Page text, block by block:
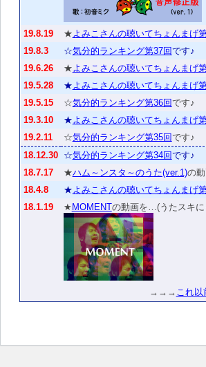
19.8.19 ★よみこさんの聴いてちょんまげ
19.8.3
☆気分的ランキング第37回です♪
19.6.26
★よみこさんの聴いてちょんまげ
19.5.28
★よみこさんの聴いてちょんまげ
19.5.15
☆気分的ランキング第36回です♪
19.3.10
★よみこさんの聴いてちょんまげ
19.2.11
☆気分的ランキング第35回です♪
18.12.30
☆気分的ランキング第34回です♪
18.7.17
★ハム～ンスタ～のうた(ver.1)の
18.4.8
★よみこさんの聴いてちょんまげ
18.1.19
★ MOMENTの動画を…(うたスキ
→→→ これ以